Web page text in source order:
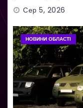
Сер 5, 2026
НОВИНИ ОБЛАСТІ